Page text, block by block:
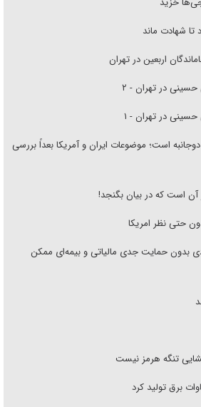
تا شهادت ماند
اربعین در تهران
حسینی در تهران - ۲
حسینی در تهران - ۱
است؛ موضوعات ایران و آمریکا بعداً بررسی
آن است که در بیان بگنجد!
حتی نظر امریکا
بدون حمایت جدی مالیاتی و بیمه‌ای ممکن
تنگه هرمز نیست